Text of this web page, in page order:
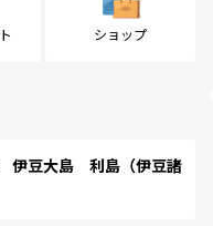
ショップ
豆大島 利島（伊豆諸